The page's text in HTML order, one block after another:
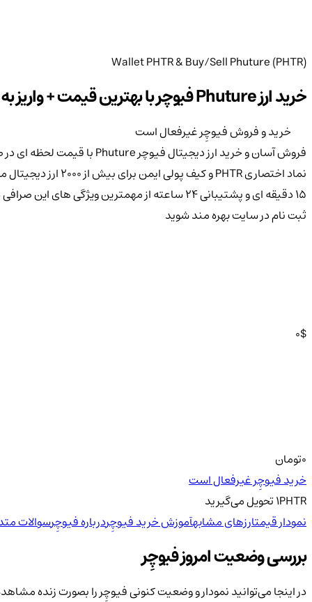
Wallet PHTR & Buy/Sell Phuture (PHTR)
خرید ارز Phuture فیوچر با بهترین قیمت + واریز به صورت آنی به کیف پول شخصی PHTR
خرید و فروش فیوچِر غیرفعال است
۱۵ دقیقه ای و پشتیبانی ۲۴ ساعته از
ثبت نام در سایت بهره مند شوید
0$
0تومان
خرید فیوچِر غیرفعال است
1PHTR تحویلمی‌گیرید
نمودار قیمتارزهای مشابهآموزش خرید فیوچِردرباره فیوچِرسوالات
بررسی وضعیت امروز فیوچِر
در اینجا می‌توانید نمودار و وضعیت کنونی فیوچِر را بصورت زنده